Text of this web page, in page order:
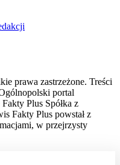
prawa zastrzeżone. Treści
portal
Plus Spółka z
Fakty Plus powstał z
w przejrzysty